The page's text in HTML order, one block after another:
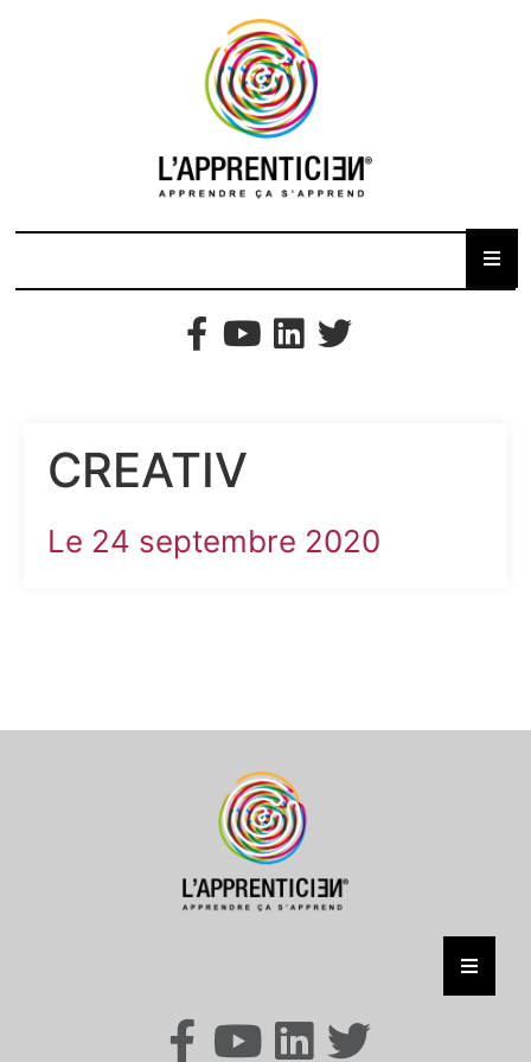
CREATIV
Le 24 septembre 2020